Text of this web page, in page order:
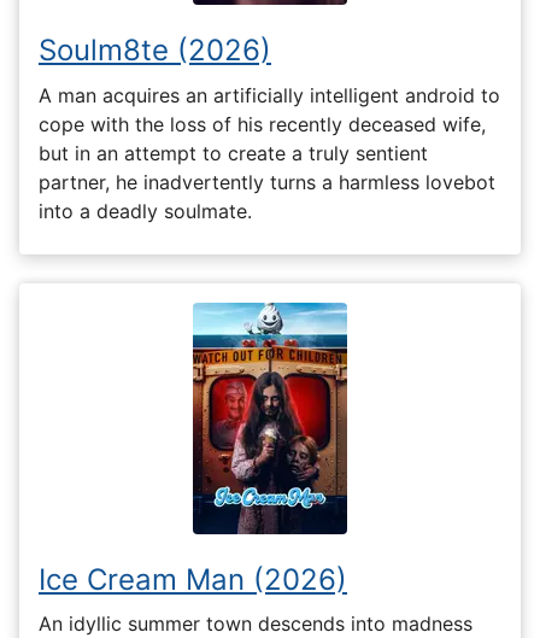
Soulm8te (2026)
A man acquires an artificially intelligent android to
cope with the loss of his recently deceased wife,
but in an attempt to create a truly sentient
partner, he inadvertently turns a harmless lovebot
into a deadly soulmate.
Ice Cream Man (2026)
An idyllic summer town descends into madness